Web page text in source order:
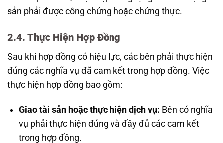
sản phải được công chứng hoặc chứng thực.
2.4. Thực Hiện Hợp Đồng
Sau khi hợp đồng có hiệu lực, các bên phải thực hiện
đúng các nghĩa vụ đã cam kết trong hợp đồng. Việc
thực hiện hợp đồng bao gồm:
Giao tài sản hoặc thực hiện dịch vụ: Bên có nghĩa
vụ phải thực hiện đúng và đầy đủ các cam kết
trong hợp đồng.